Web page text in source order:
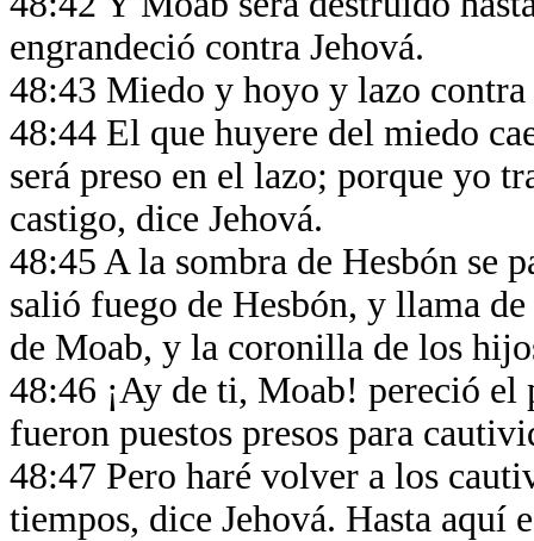
engrandeció contra Jehová.
48:43 Miedo y hoyo y lazo
48:44 El que huyere del miedo
será preso en el lazo; porque yo
castigo, dice Jehová.
48:45 A la sombra de Hesbón se
salió fuego de Hesbón, y llama
de Moab, y la coronilla de los
48:46 ¡Ay de ti, Moab! pereció el
fueron puestos presos para
48:47 Pero haré volver a los
tiempos, dice Jehová. Hasta aquí